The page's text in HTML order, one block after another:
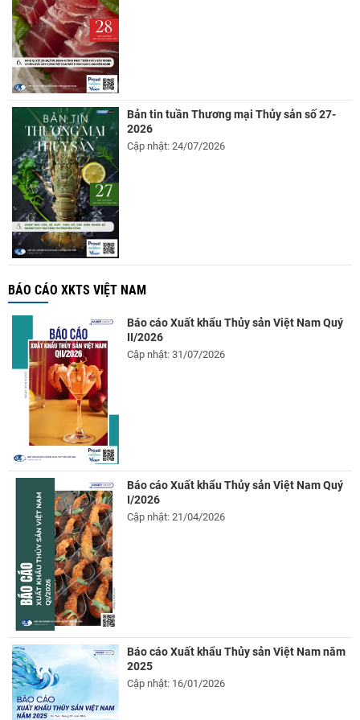
Bản tin tuần Thương mại Thủy sản số 27-
2026
Cập nhật: 24/07/2026
BÁO CÁO XKTS VIỆT NAM
Báo cáo Xuất khẩu Thủy sản Việt Nam Quý
II/2026
Cập nhật: 31/07/2026
Báo cáo Xuất khẩu Thủy sản Việt Nam Quý
I/2026
Cập nhật: 21/04/2026
Báo cáo Xuất khẩu Thủy sản Việt Nam năm
2025
Cập nhật: 16/01/2026